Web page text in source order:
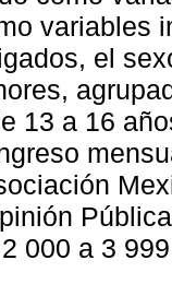
variables
el
13 a 16
000 a 3